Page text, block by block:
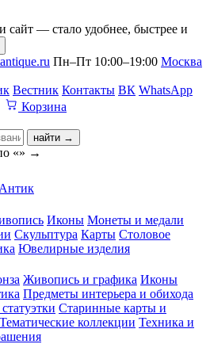
— стало удобнее, быстрее и
Пн–Пт 10:00–19:00 Москва
Вестник Контакты ВК WhatsApp
Корзина
найти →
«» →
Иконы Монеты и медали
Скульптура Карты Столовое
Ювелирные изделия
Живопись и графика Иконы
Предметы интерьера и обихода
Старинные карты и
Тематические коллекции Техника и